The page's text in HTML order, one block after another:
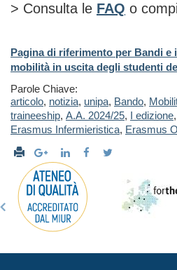
> Consulta le FAQ o
Pagina di riferimento per Bandi e
mobilità in uscita degli studenti
Parole Chiave:
articolo, notizia, unipa, Bando,
traineeship, A.A. 2024/25, I edizione,
Erasmus Infermieristica, Erasmus